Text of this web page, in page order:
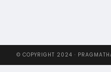
© COPYRIGHT 2024 ·